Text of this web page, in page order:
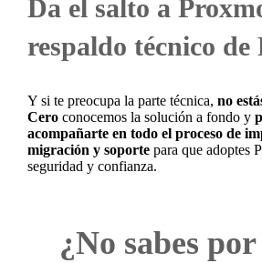
Da el salto a
respaldo técnico de
Y si te preocupa la parte técnica,no
Cero conocemos la solución a fondo y
acompañarte en todo el proceso de
migración y soporte para que adoptes
seguridad y confianza.
¿No sabes